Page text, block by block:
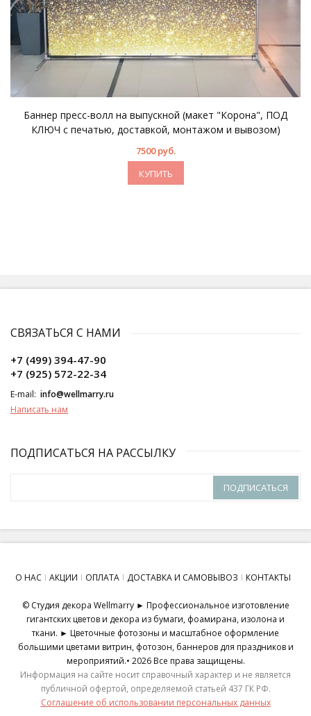
Баннер пресс-волл на выпускной (макет "Корона", ПОД
КЛЮЧ с печатью, доставкой, монтажом и вывозом)
7500 руб.
КУПИТЬ
СВЯЗАТЬСЯ С НАМИ
+7 (499) 394-47-90
+7 (925) 572-22-34
E-mail: info@wellmarry.ru
Написать нам
ПОДПИСАТЬСЯ НА РАССЫЛКУ
ПОДПИСАТЬСЯ
О НАС АКЦИИ ОПЛАТА ДОСТАВКА И САМОВЫВОЗ КОНТАКТЫ
© Студия декора Wellmarry ► Профессиональное изготовление
гигантских цветов и декора из бумаги, фоамирана, изолона и
ткани. ► Цветочные фотозоны и масштабное оформление
большими цветами витрин, фотозон, баннеров для праздников и
мероприятий.• 2026 Все права защищены.
Информация на сайте носит справочный характер и не является
публичной офертой, определяемой статьей 437 ГК РФ.
Соглашение об использовании персональных данных